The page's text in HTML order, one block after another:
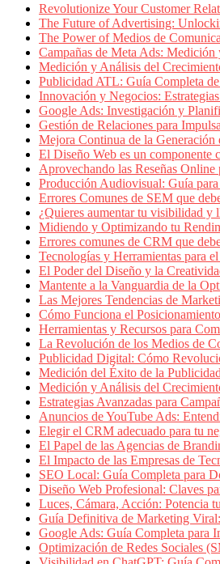
Una
mirada
estratégica
versátil
Marketing
LATAM
Bitácora
social
Mercadeo
Interactivo,
Medios,
Publicidad,
Marketing,
Campañas
Publicitarias,
Agencias,
Empresas,
Negocios,
Tendencias,
Trendings,
Dinero,
Economía,
Diseño
Web,
Móviles,
Estrategias
Digitales,
Estrategias
Publicitarias,
Alianzas,
Clientes,
Innovación,
Tecnología,
Revolutionize Your Customer
The Future of Advertising:
The Power of Medios de
Campañas de Meta Ads:
Medición y Análisis del
Publicidad ATL: Guía Completa
Innovación y Negocios:
Google Ads: Investigación y
Gestión de Relaciones para
Mejora Continua de la Generación
El Diseño Web es un componente
Aprovechando las Reseñas
Producción Audiovisual: Guía
Errores Comunes de SEM que
¿Quieres aumentar tu visibilidad y
Midiendo y Optimizando tu
Errores comunes de CRM que
Tecnologías y Herramientas para
El Poder del Diseño y la
Mantente a la Vanguardia de la
Las Mejores Tendencias de
Cómo Funciona el
Herramientas y Recursos para
La Revolución de los Medios de
Publicidad Digital: Cómo
Medición del Éxito de la
Medición y Análisis del
Estrategias Avanzadas para
Anuncios de YouTube Ads:
Elegir el CRM adecuado para tu
El Papel de las Agencias de
El Impacto de las Empresas de
SEO Local: Guía Completa para
Diseño Web Profesional: Claves
Luces, Cámara, Acción: Potencia
Guía Definitiva de Marketing
Google Ads: Guía Completa para
Optimización de Redes Sociales